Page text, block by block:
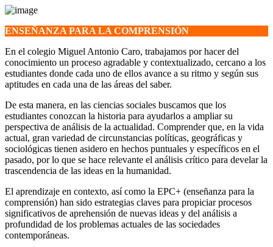
ENSEÑANZA PARA LA COMPRENSIÓN
En el colegio Miguel Antonio Caro, trabajamos por hacer del
conocimiento un proceso agradable y contextualizado, cercano a los
estudiantes donde cada uno de ellos avance a su ritmo y según sus
aptitudes en cada una de las áreas del saber.
De esta manera, en las ciencias sociales buscamos que los
estudiantes conozcan la historia para ayudarlos a ampliar su
perspectiva de análisis de la actualidad. Comprender que, en la vida
actual, gran variedad de circunstancias políticas, geográficas y
sociológicas tienen asidero en hechos puntuales y específicos en el
pasado, por lo que se hace relevante el análisis crítico para develar la
trascendencia de las ideas en la humanidad.
El aprendizaje en contexto, así como la EPC+ (enseñanza para la
comprensión) han sido estrategias claves para propiciar procesos
significativos de aprehensión de nuevas ideas y del análisis a
profundidad de los problemas actuales de las sociedades
contemporáneas.